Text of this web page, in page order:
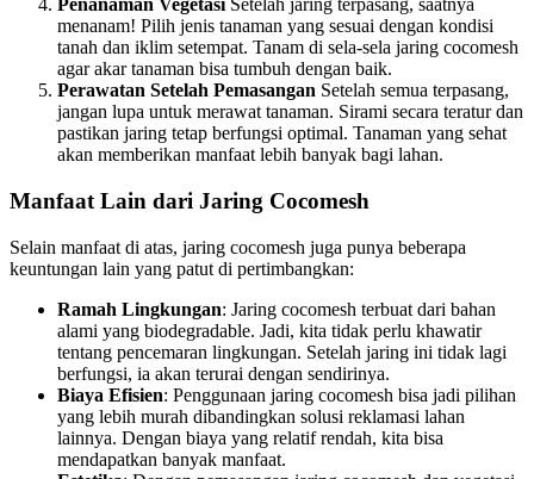
Penanaman Vegetasi Setelah jaring terpasang, saatnya
menanam! Pilih jenis tanaman yang sesuai dengan kondisi
tanah dan iklim setempat. Tanam di sela-sela jaring cocomesh
agar akar tanaman bisa tumbuh dengan baik.
Perawatan Setelah Pemasangan Setelah semua terpasang,
jangan lupa untuk merawat tanaman. Sirami secara teratur dan
pastikan jaring tetap berfungsi optimal. Tanaman yang sehat
akan memberikan manfaat lebih banyak bagi lahan.
Manfaat Lain dari Jaring Cocomesh
Selain manfaat di atas, jaring cocomesh juga punya beberapa
keuntungan lain yang patut di pertimbangkan:
Ramah Lingkungan: Jaring cocomesh terbuat dari bahan
alami yang biodegradable. Jadi, kita tidak perlu khawatir
tentang pencemaran lingkungan. Setelah jaring ini tidak lagi
berfungsi, ia akan terurai dengan sendirinya.
Biaya Efisien: Penggunaan jaring cocomesh bisa jadi pilihan
yang lebih murah dibandingkan solusi reklamasi lahan
lainnya. Dengan biaya yang relatif rendah, kita bisa
mendapatkan banyak manfaat.